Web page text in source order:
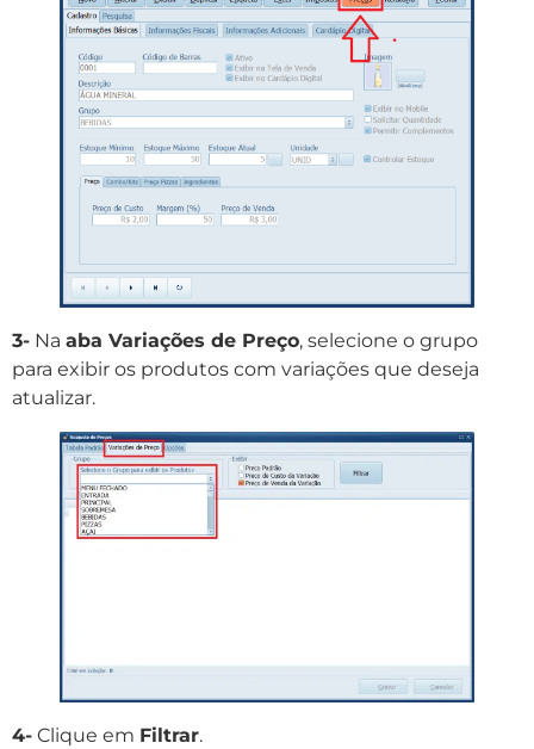
3- Na aba Variações de Preço, selecione o grupo
para exibir os produtos com variações que deseja
atualizar.
4- Clique em Filtrar.